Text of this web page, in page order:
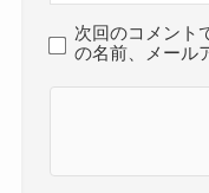
次回のコメント
の名前、メール